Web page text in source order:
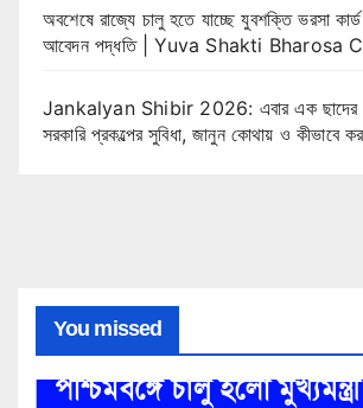
অবশেষে রাজ্যে চালু হতে যাচ্ছে যুবশক্তি ভরসা
আবেদন পদ্ধতি | Yuva Shakti Bharosa
Jankalyan Shibir 2026: এবার এক ছাদের
সরকারি প্রকল্পের সুবিধা, জানুন কোথায় ও কীভাবে
You missed